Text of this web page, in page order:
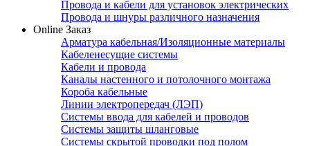
Провода и кабели для установок электрических
Провода и шнуры различного назначения
Online Заказ
Арматура кабельная/Изоляционные материалы
Кабеленесущие системы
Кабели и провода
Каналы настенного и потолочного монтажа
Короба кабельные
Линии электропередач (ЛЭП)
Системы ввода для кабелей и проводов
Системы защиты шланговые
Системы скрытой проводки под полом